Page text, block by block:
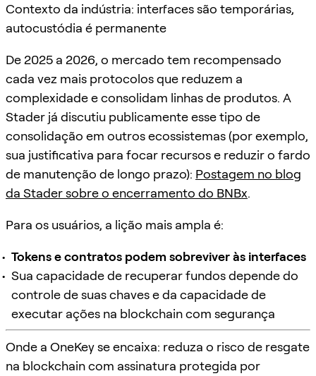
Contexto da indústria: interfaces são temporárias,
autocustódia é permanente
De 2025 a 2026, o mercado tem recompensado
cada vez mais protocolos que reduzem a
complexidade e consolidam linhas de produtos. A
Stader já discutiu publicamente esse tipo de
consolidação em outros ecossistemas (por exemplo,
sua justificativa para focar recursos e reduzir o fardo
de manutenção de longo prazo): Postagem no blog
da Stader sobre o encerramento do BNBx.
Para os usuários, a lição mais ampla é:
Tokens e contratos podem sobreviver às interfaces
Sua capacidade de recuperar fundos depende do
controle de suas chaves e da capacidade de
executar ações na blockchain com segurança
Onde a OneKey se encaixa: reduza o risco de resgate
na blockchain com assinatura protegida por